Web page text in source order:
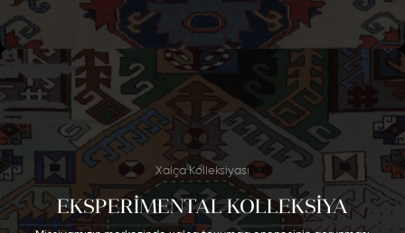
Xalça Kolleksiyası
EKSPERİMENTAL KOLLEKSİYA